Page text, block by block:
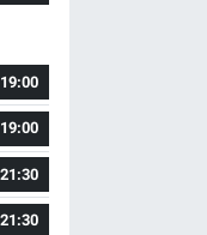
19:00
19:00
21:30
21:30